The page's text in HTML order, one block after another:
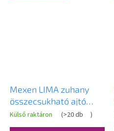
Mexen LIMA zuhany
összecsukható ajtó
zuhanykabinhoz 90 cm,
856-090-000-01-00
Külső raktáron (>20 db )